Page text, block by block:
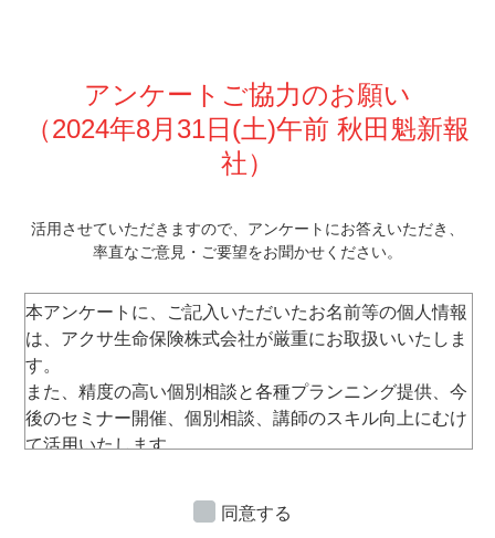
アンケートご協力のお願い
（2024年8月31日 (土)午前 秋田魁新報
社）
活⽤させていただきますので、 アンケートにお答えいただき、
率直なご意⾒・ご要望をお聞かせください。
本アンケートに、ご記⼊いただいたお名前等の個⼈情報
は、アクサ⽣命保険株式会社が厳重にお取扱いいたしま
す。
また、精度の⾼い個別相談と各種プランニング提供、今
後のセミナー開催、個別相談、講師のスキル向上にむけ
て活⽤いたします。
承諾のうえご記⼊・ご提出くださいますようお願い申
同意する